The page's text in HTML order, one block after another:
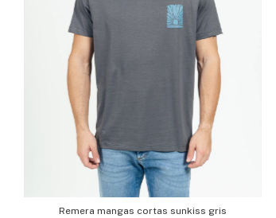
Remera mangas cortas sunkiss gris